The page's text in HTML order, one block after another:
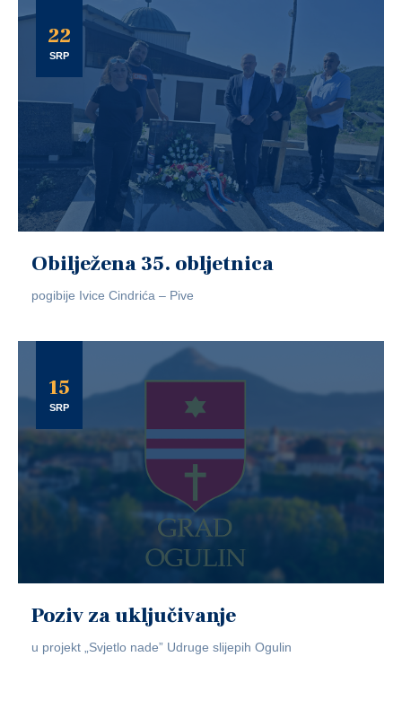
22
SRP
Obilježena 35. obljetnica
pogibije Ivice Cindrića – Pive
15
SRP
Poziv za uključivanje
u projekt „Svjetlo nade” Udruge slijepih Ogulin